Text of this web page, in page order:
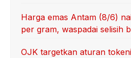
Harga emas Antam (8/6)
per gram, waspadai selisih
OJK targetkan aturan